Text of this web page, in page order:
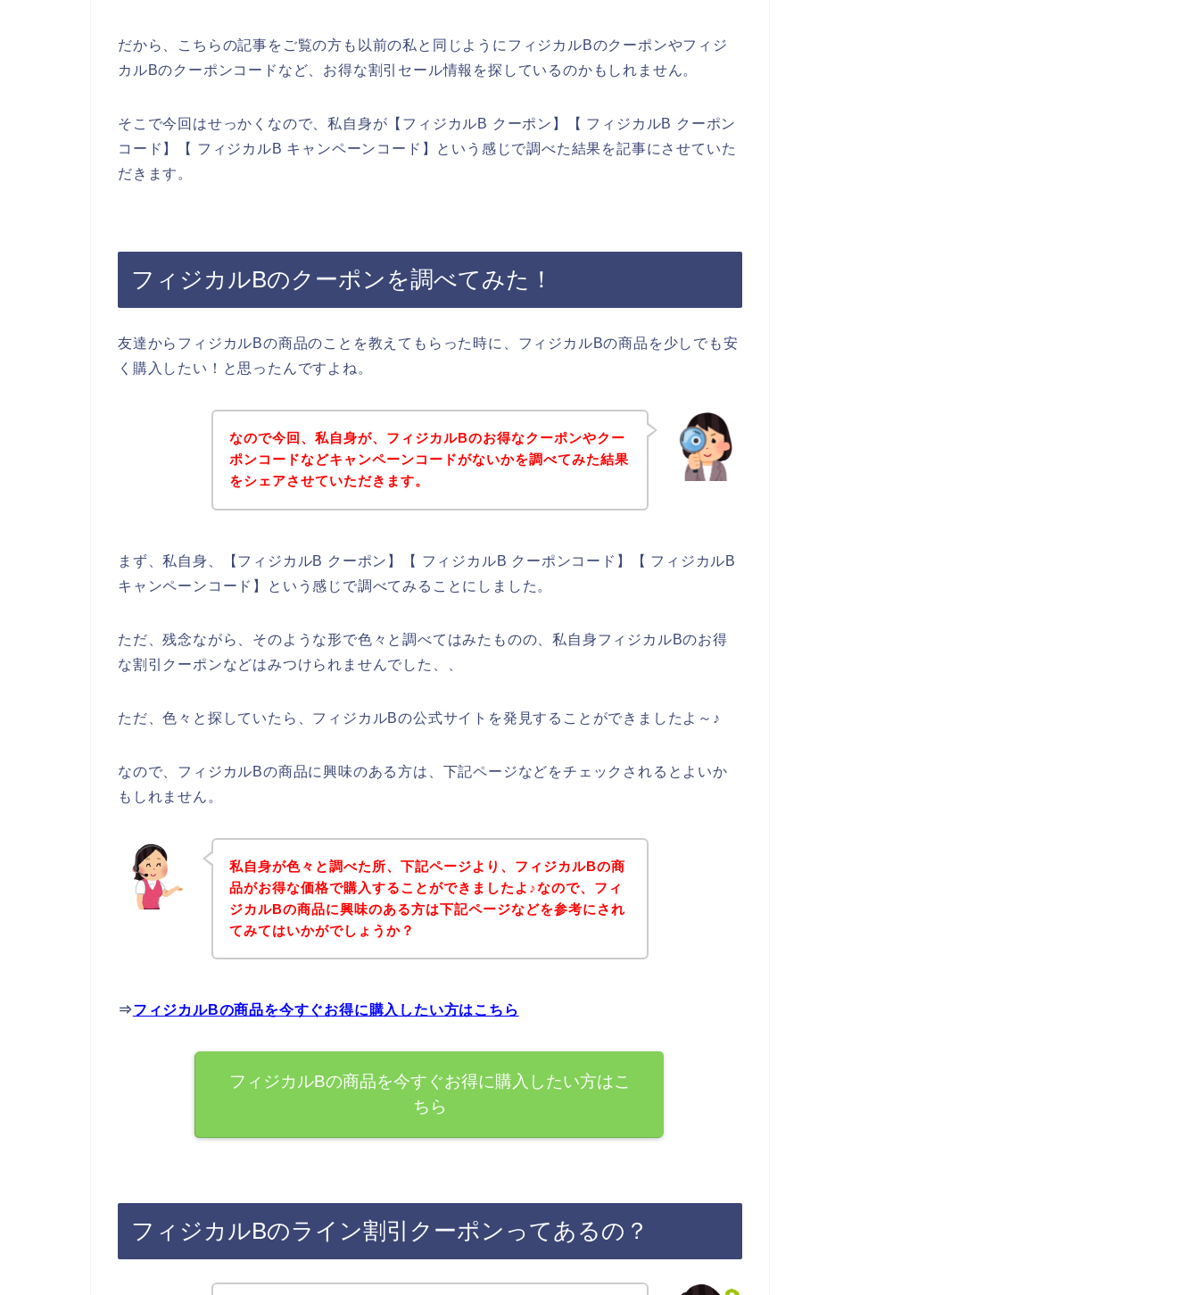
だから、こちらの記事をご覧の方も以前の私と同じようにフィジカルBのクーポンやフィジ
カルBのクーポンコードなど、お得な割引セール情報を探しているのかもしれません。
そこで今回はせっかくなので、私自身が【フィジカルB クーポン】【 フィジカルB クーポン
コード】【 フィジカルB キャンペーンコード】という感じで調べた結果を記事にさせていた
だきます。
フィジカルBのクーポンを調べてみた！
友達からフィジカルBの商品のことを教えてもらった時に、フィジカルBの商品を少しでも安
く購入したい！と思ったんですよね。
なので今回、私自身が、フィジカルBのお得なクーポンやクー
ポンコードなどキャンペーンコードがないかを調べてみた結果
をシェアさせていただきます。
まず、私自身、【フィジカルB クーポン】【 フィジカルB クーポンコード】【 フィジカルB
キャンペーンコード】という感じで調べてみることにしました。
ただ、残念ながら、そのような形で色々と調べてはみたものの、私自身フィジカルBのお得
な割引クーポンなどはみつけられませんでした、、
ただ、色々と探していたら、フィジカルBの公式サイトを発見することができましたよ～♪
なので、フィジカルBの商品に興味のある方は、下記ページなどをチェックされるとよいか
もしれません。
私自身が色々と調べた所、下記ページより、フィジカルBの商
品がお得な価格で購入することができましたよ♪なので、フィ
ジカルBの商品に興味のある方は下記ページなどを参考にされ
てみてはいかがでしょうか？
⇒フィジカルBの商品を今すぐお得に購入したい方はこちら
フィジカルBの商品を今すぐお得に購入したい方はこ
ちら
フィジカルBのライン割引クーポンってあるの？